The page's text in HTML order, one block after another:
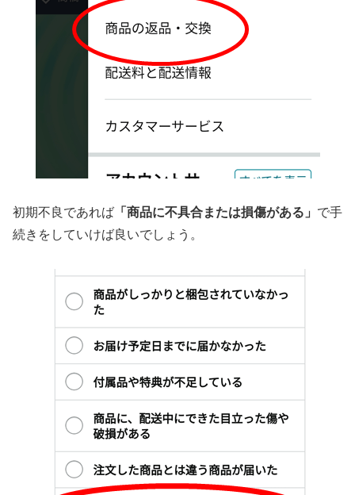
初期不良であれば 「商品に不具合または損傷がある」 で手
続きをしていけば良いでしょう。